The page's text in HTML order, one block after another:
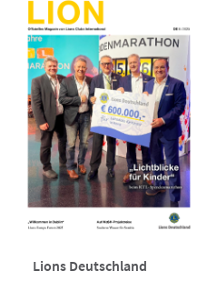
Lions Deutschland